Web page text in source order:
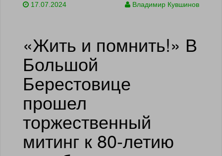
17.07.2024 Владимир Кувшинов
«Жить и помнить!» В
Большой
Берестовице
прошел
торжественный
митинг к 80-летию